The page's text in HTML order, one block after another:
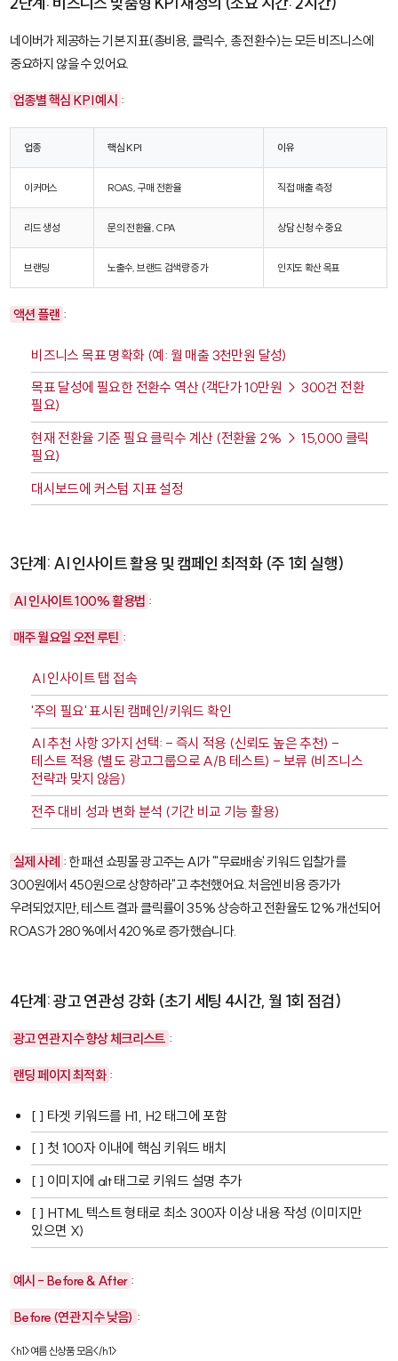
네이버가 제공하는 기본 지표(총비용, 클릭수, 총 전환수)는 모든 비즈니스에
중요하지 않을 수 있어요.
업종별 핵심 KPI 예시 :
업종 핵심 KPI 이유
이커머스 ROAS, 구매 전환율 직접 매출 측정
리드 생성 문의 전환율, CPA 상담 신청 수 중요
브랜딩 노출수, 브랜드 검색량 증가 인지도 확산 목표
액션 플랜 :
비즈니스 목표 명확화 (예: 월 매출 3천만원 달성)
목표 달성에 필요한 전환수 역산 (객단가 10만원 → 300건 전환
필요)
현재 전환율 기준 필요 클릭수 계산 (전환율 2% → 15,000 클릭
필요)
대시보드에 커스텀 지표 설정
3단계: AI 인사이트 활용 및 캠페인 최적화 (주 1회 실행)
AI 인사이트 100% 활용법 :
매주 월요일 오전 루틴 :
AI 인사이트 탭 접속
'주의 필요' 표시된 캠페인/키워드 확인
AI 추천 사항 3가지 선택: - 즉시 적용 (신뢰도 높은 추천) -
테스트 적용 (별도 광고그룹으로 A/B 테스트) - 보류 (비즈니스
전략과 맞지 않음)
전주 대비 성과 변화 분석 (기간 비교 기능 활용)
실제 사례 : 한 패션 쇼핑몰 광고주는 AI가 "'무료배송' 키워드 입찰가를
300원에서 450원으로 상향하라"고 추천했어요. 처음엔 비용 증가가
우려되었지만, 테스트 결과 클릭률이 35% 상승하고 전환율도 12% 개선되어
ROAS가 280%에서 420%로 증가했습니다.
4단계: 광고 연관성 강화 (초기 세팅 4시간, 월 1회 점검)
광고 연관 지수 향상 체크리스트 :
랜딩 페이지 최적화 :
[ ] 타겟 키워드를 H1, H2 태그에 포함
[ ] 첫 100자 이내에 핵심 키워드 배치
[ ] 이미지에 alt 태그로 키워드 설명 추가
[ ] HTML 텍스트 형태로 최소 300자 이상 내용 작성 (이미지만
있으면 X)
예시 - Before & After :
Before (연관 지수 낮음) :
<h1>여름 신상품 모음</h1>